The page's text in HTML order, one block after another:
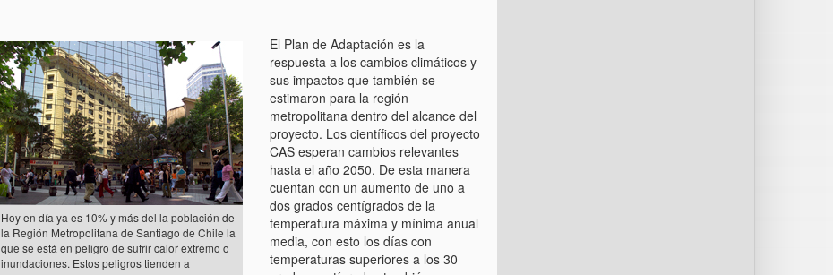
Hoy en día ya es 10% y más del la población de
la Región Metropolitana de Santiago de Chile la
que se está en peligro de sufrir calor extremo o
inundaciones. Estos peligros tienden a
El Plan de Adaptación es la
respuesta a los cambios climáticos y
sus impactos que también se
estimaron para la región
metropolitana dentro del alcance del
proyecto. Los científicos del proyecto
CAS esperan cambios relevantes
hasta el año 2050. De esta manera
cuentan con un aumento de uno a
dos grados centígrados de la
temperatura máxima y mínima anual
media, con esto los días con
temperaturas superiores a los 30